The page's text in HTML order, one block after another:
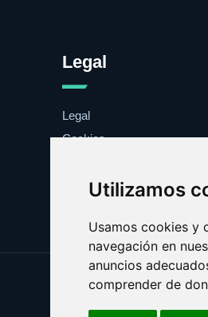
Utilizamos
Usamos cookies y
navegación en
anuncios
comprender de
Legal
Legal
Cookies